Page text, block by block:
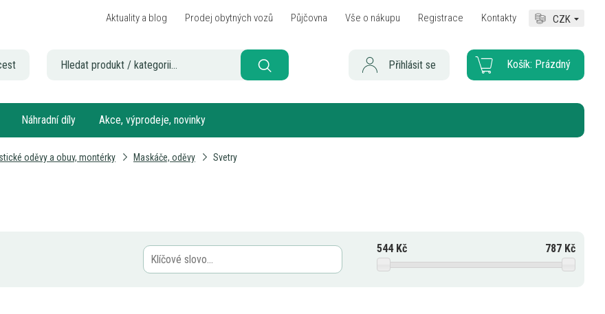
Aktuality a blog Prodej obytných vozů Půjčovna Vše o nákupu Registrace Kontakty CZK
Košík: Prázdný
Přihlásit se
Náhradní díly Akce, výprodeje, novinky
oděvy a obuv, montérky Maskáče, oděvy Svetry
544Kč 787Kč